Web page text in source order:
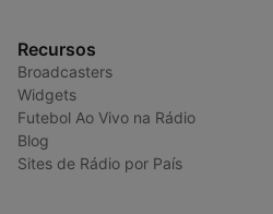
Recursos
Broadcasters
Widgets
Futebol Ao Vivo na Rádio
Blog
Sites de Rádio por País